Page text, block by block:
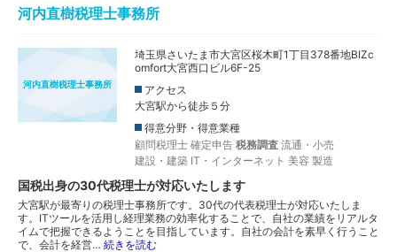
河内直樹税理士事務所
河内直樹税理士事務所
埼玉県さいたま市大宮区桜木町1丁目378番地BIZc
omfort大宮西口ビル6F-25
アクセス
大宮駅から徒歩５分
得意分野・得意業種
顧問税理士 確定申告 税務調査 流通・小売
建設・建築 IT・インターネット 美容 製造
国税出身の30代税理士が対応いたします
大宮駅が最寄りの税理士事務所です。30代の代表税理士が対応いたしま
す。ITツールを活用し経理業務の効率化することで、自社の業績をリアルタ
イムで把握できるようことを目指しています。自社の会計を素早く行うこと
で、会計を経営… 続きを読む